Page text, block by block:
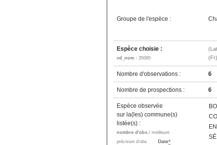
Groupe de l'espèce :
Espèce choisie :
cd_nom : 35095
(Fr)
Nombre d'observations : 6
Nombre de prospections : 6
Espèce observée
sur la(les) commune(s)
listée(s) :
nombre d'obs./ meilleure
précision d'obs.
Date*